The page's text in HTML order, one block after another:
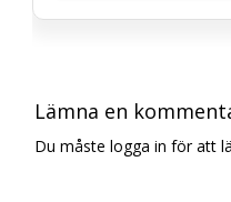
Lämna en
Du måste logga in för att